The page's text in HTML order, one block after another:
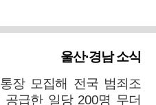
울산·경남 소식
장 모집해 전국 범죄조
공급한 일당 200명 무더